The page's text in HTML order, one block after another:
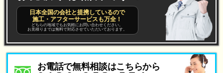
日本全国の会社と提携しているので
施工・アフターサービスも万全！
どちらの地域でもお気軽にお問い合わせください。
お見積りまでは無料で対応させていただいております。
お電話で無料相談はこちらから